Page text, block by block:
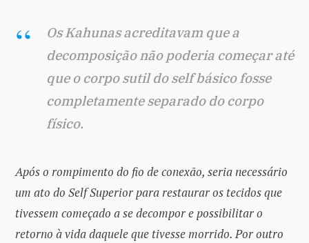
Os Kahunas acreditavam que a
decomposição não poderia começar até
que o corpo sutil do self básico fosse
completamente separado do corpo
físico.
Após o rompimento do fio de conexão, seria necessário
um ato do Self Superior para restaurar os tecidos que
tivessem começado a se decompor e possibilitar o
retorno à vida daquele que tivesse morrido. Por outro